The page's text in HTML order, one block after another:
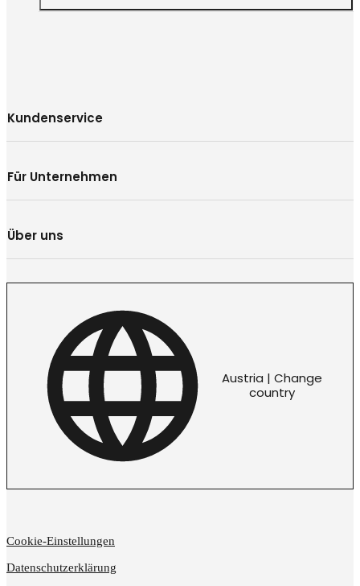
Kundenservice
Für Unternehmen
Über uns
Austria | Change
country
Cookie-Einstellungen
Datenschutzerklärung